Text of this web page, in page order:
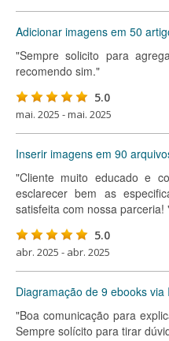
Adicionar imagens em 50
"Sempre solicito para
recomendo sim."
5.0
mai. 2025 - mai. 2025
Inserir imagens em 90
"Cliente muito educado e
esclarecer bem as
satisfeita com nossa parceria!
5.0
abr. 2025 - abr. 2025
Diagramação de 9 ebooks via
"Boa comunicação para
Sempre solícito para tirar